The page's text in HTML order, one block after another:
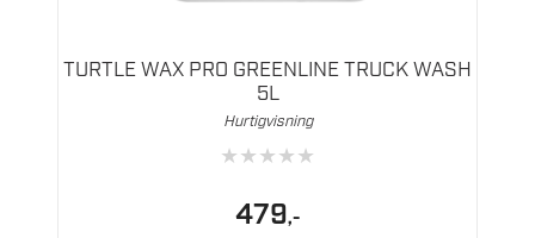
TURTLE WAX PRO GREENLINE TRUCK WASH
5L
Hurtigvisning
★★★★★
479,-